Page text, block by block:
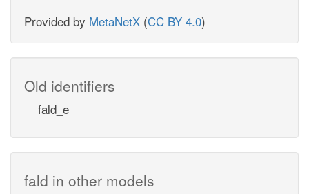
Provided by MetaNetX (CC BY 4.0)
Old identifiers
fald_e
fald in other models